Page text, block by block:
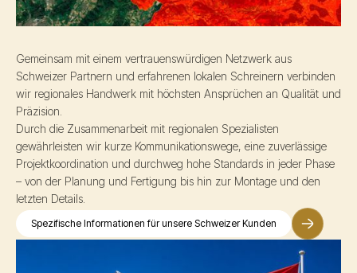
Gemeinsam mit einem vertrauenswürdigen Netzwerk aus
Schweizer Partnern und erfahrenen lokalen Schreinern verbinden
wir regionales Handwerk mit höchsten Ansprüchen an Qualität und
Präzision.
Durch die Zusammenarbeit mit regionalen Spezialisten
gewährleisten wir kurze Kommunikationswege, eine zuverlässige
Projektkoordination und durchweg hohe Standards in jeder Phase
– von der Planung und Fertigung bis hin zur Montage und den
letzten Details.
Spezifische Informationen für unsere Schweizer Kunden